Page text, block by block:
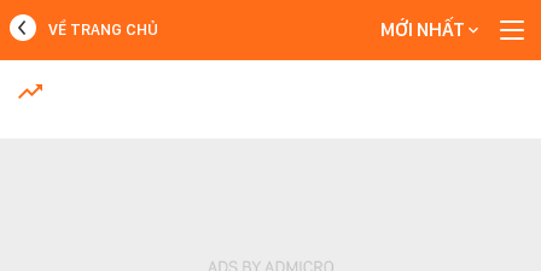
MỚI NHẤT
VỀ TRANG CHỦ MỚI NHẤT